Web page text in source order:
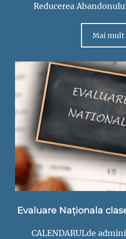
Reducerea
Mai mult
Evaluare Naționala
CALENDARULde